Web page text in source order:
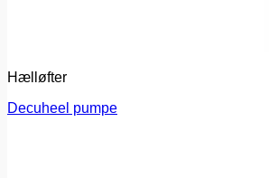
Hælløfter
Decuheel pumpe